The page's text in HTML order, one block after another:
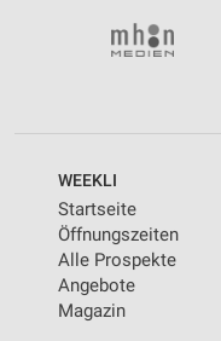
WEEKLI
Startseite
Öffnungszeiten
Alle Prospekte
Angebote
Magazin